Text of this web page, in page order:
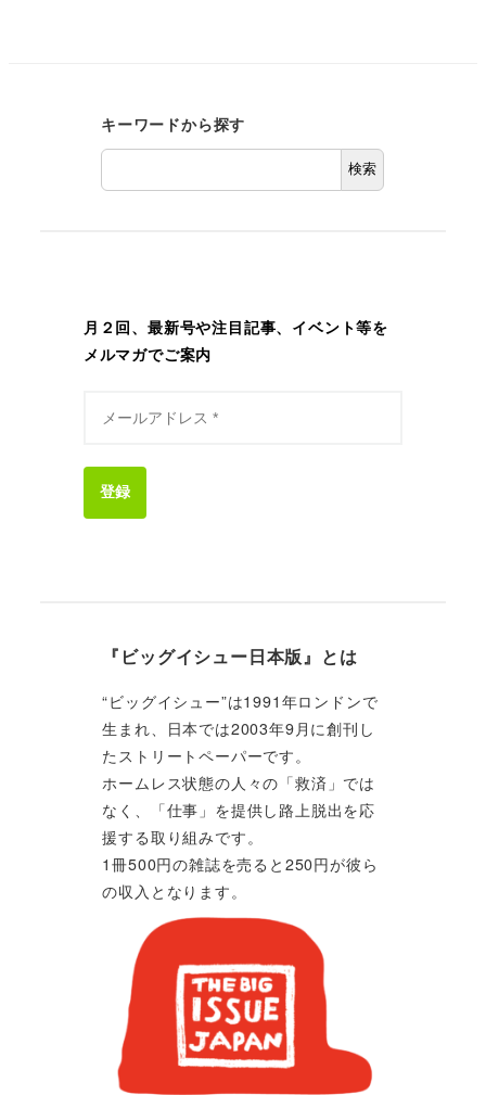
キーワードから探す
検索
月２回、最新号や注目記事、イベント等を
メルマガでご案内
登録
『ビッグイシュー日本版』とは
“ビッグイシュー”は1991年ロンドンで
生まれ、日本では2003年9月に創刊し
たストリートペーパーです。
ホームレス状態の人々の「救済」では
なく、「仕事」を提供し路上脱出を応
援する取り組みです。
1冊500円の雑誌を売ると250円が彼ら
の収入となります。